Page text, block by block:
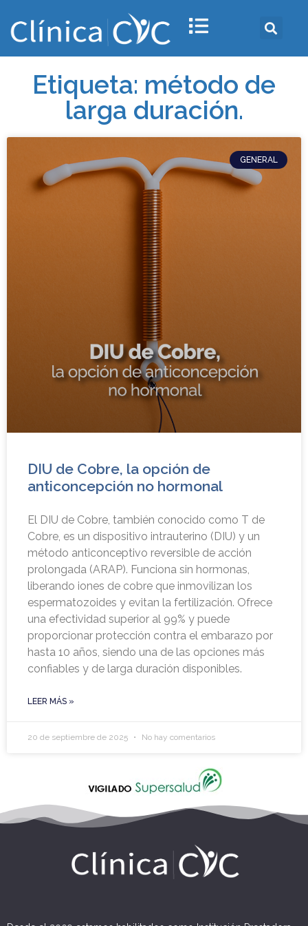
Etiqueta: método de
larga duración.
GENERAL
DIU de Cobre, la opción de
anticoncepción no hormonal
El DIU de Cobre, también conocido como T de
Cobre, es un dispositivo intrauterino (DIU) y un
método anticonceptivo reversible de acción
prolongada (ARAP). Funciona sin hormonas,
liberando iones de cobre que inmovilizan los
espermatozoides y evitan la fertilización. Ofrece
una efectividad superior al 99% y puede
proporcionar protección contra el embarazo por
hasta 10 años, siendo una de las opciones más
confiables y de larga duración disponibles.
LEER MÁS »
20 de septiembre de 2025 No hay comentarios